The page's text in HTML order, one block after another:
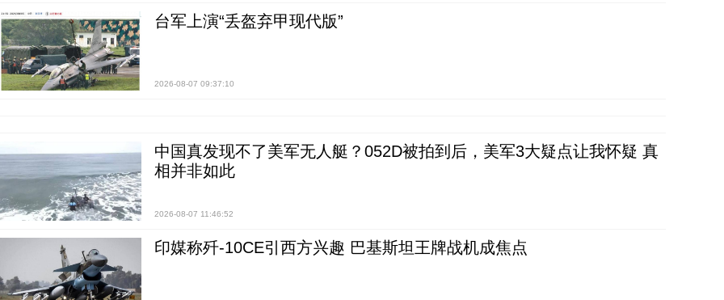
台军上演“丢盔弃甲现代版”
2026-08-07 09:37:10
中国真发现不了美军无人艇？052D被拍到后，美军3大疑点让我怀疑 真
相并非如此
2026-08-07 11:46:52
印媒称歼-10CE引西方兴趣 巴基斯坦王牌战机成焦点